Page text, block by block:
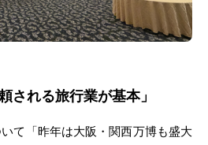
される旅行業が基本」
て「昨年は大阪・関西万博も盛大